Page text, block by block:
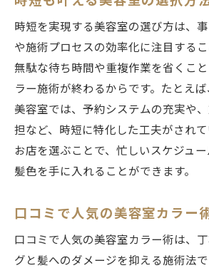
カウンセリングで差が出る
験
江古田駅近くで見つかる理想の
美容室で叶える理想のヘア
江古田駅周辺で人気のヘア
ホットペッパービューティ
術
力
美容室カラーの料金と時間を抑
時短を実現する美容室の選び方は、
や施術プロセスの効率化に注目するこ
無駄な待ち時間や重複作業を省くこ
ラー施術が終わるからです。たとえ
美容室では、予約システムの充実や
担など、時短に特化した工夫がされ
お店を選ぶことで、忙しいスケジュ
髪色を手に入れることができます。
口コミで人気の美容室カラー
口コミで人気の美容室カラー術は、
グと髪へのダメージを抑える施術法